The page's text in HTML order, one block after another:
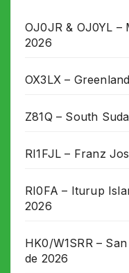
OJ0JR & OJ0YL –
2026
OX3LX – Greenland
Z81Q – South
RI1FJL – Franz
RI0FA – Iturup
2026
HK0/W1SRR –
de 2026